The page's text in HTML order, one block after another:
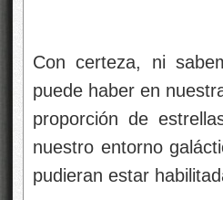
Con certeza, ni
puede haber en
proporción de
nuestro entorno
pudieran estar